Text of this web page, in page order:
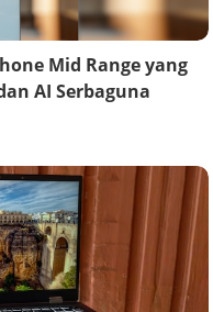
Mid Range yang
AI Serbaguna